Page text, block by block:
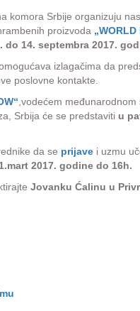
komora Srbije organizuju
proizvoda „WORLD
do 14. septembra 2017.
izlagačima da
poslovne kontakte.
,vodećem
Srbija će se predstaviti u
da se prijavei uzmu
2017. godine do 16h.
Jovanku Ćalinu u